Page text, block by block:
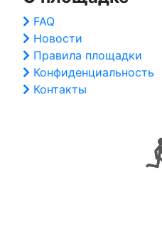
FAQ
Новости
Правила площадки
Конфиденциальность
Контакты